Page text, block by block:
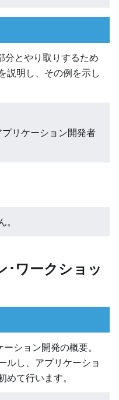
分とやり取りするため
説明し、その例を示し
リケーション開発者
･ワークショッ
ション開発の概要。
ルし、アプリケーショ
めて行います。